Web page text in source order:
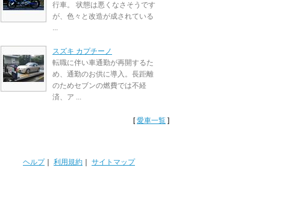
行車。 状態は悪くなさそうです
が、色々と改造が成されている
...
スズキ カプチーノ
転職に伴い車通勤が再開するた
め、通勤のお供に導入。長距離
のためセブンの燃費では不経
済、ア ...
[愛車一覧 ]
ヘルプ｜ 利用規約 サイトマップ